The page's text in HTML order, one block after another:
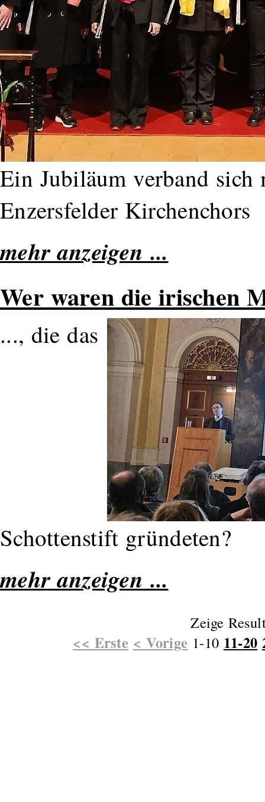
Ein Jubiläum verband
Enzersfelder Kirchenchors
mehr anzeigen ...
Wer waren die irischen
..., die das
Schottenstift gründeten?
mehr anzeigen ...
Zeige
<< Erste < Vorige 1-10 11-20